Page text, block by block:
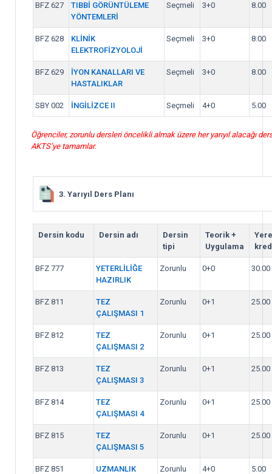
BFZ 627
TIBBİ GÖRÜNTÜLEME
YÖNTEMLERİ
Seçmeli 3+0 8.00
BFZ 628
KLİNİK
ELEKTROFİZYOLOJİ
Seçmeli 3+0 8.00
BFZ 629
İYON KANALLARI VE
HASTALIKLAR
Seçmeli 3+0 8.00
SBY 002 İNGİLİZCE II Seçmeli 4+0 5.00
Öğrenciler, zorunlu dersleri öncelikli almak üzere her yarıyıl alacağı
AKTS’ye tamamlar.
3. Yarıyıl Ders Planı
Dersin kodu Dersin adı
Dersin
tipi
Teorik +
Uygulama
BFZ 777
YETERLİLİĞE
HAZIRLIK
Zorunlu 0+0 30.00
BFZ 811
TEZ
ÇALIŞMASI 1
Zorunlu 0+1 25.00
BFZ 812
TEZ
ÇALIŞMASI 2
Zorunlu 0+1 25.00
BFZ 813
TEZ
ÇALIŞMASI 3
Zorunlu 0+1 25.00
BFZ 814
TEZ
ÇALIŞMASI 4
Zorunlu 0+1 25.00
BFZ 815
TEZ
ÇALIŞMASI 5
Zorunlu 0+1 25.00
BFZ 851
UZMANLIK
Zorunlu 4+0 5.00